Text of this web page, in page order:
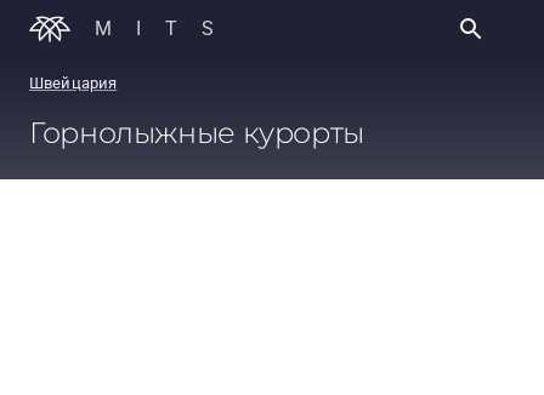
MITS
Швейцария
Горнолыжные курорты